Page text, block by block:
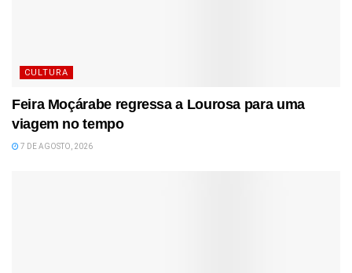
CULTURA
Feira Moçárabe regressa a Lourosa para uma
viagem no tempo
7 DE AGOSTO, 2026